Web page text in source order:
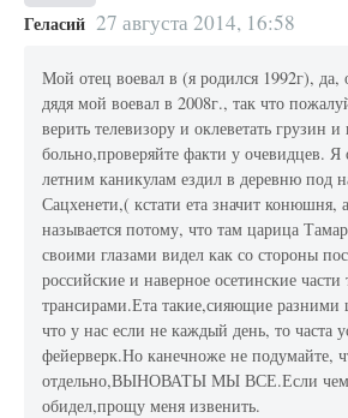
Геласий 27 августа 2014, 16:58
Мой отец воевал в (я родился 1992г), да,
дядя мой воевал в 2008г., так что
верить телевизору и оклеветать грузин
больно,проверяйте факти у очевидцев. Я
летним каникулам ездил в деревню под
Сацхенети,( кстати ета значит
называется потому, что там царица
своими глазами видел как со стороны
российские и наверное осетинские части
трансирами.Ета такие,сияющие разними
что у нас если не каждый день, то часта
фейерверк.Но канечноже не подумайте,
отдельно,ВЫНОВАТЫ МЫ ВСЕ.Если чем
обидел,прощу меня извенить.